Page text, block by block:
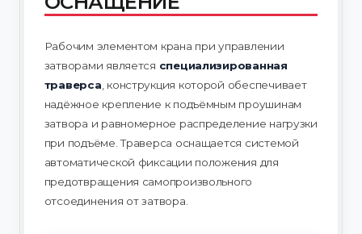
Рабочим элементом крана при управлении
затворами является специализированная
траверса, конструкция которой обеспечивает
надёжное крепление к подъёмным проушинам
затвора и равномерное распределение нагрузки
при подъёме. Траверса оснащается системой
автоматической фиксации положения для
предотвращения самопроизвольного
отсоединения от затвора.